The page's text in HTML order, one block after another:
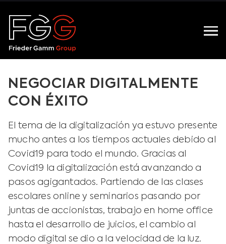
NEGOCIAR DIGITALMENTE
CON ÉXITO
El tema de la digitalización ya estuvo presente
mucho antes a los tiempos actuales debido al
Covid19 para todo el mundo. Gracias al
Covid19 la digitalización está avanzando a
pasos agigantados. Partiendo de las clases
escolares online y seminarios pasando por
juntas de accionistas, trabajo en home office
hasta el desarrollo de juicios, el cambio al
modo digital se dio a la velocidad de la luz.